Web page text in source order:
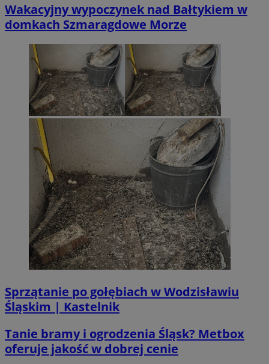
Wakacyjny wypoczynek nad Bałtykiem w
domkach Szmaragdowe Morze
Sprzątanie po gołębiach w Wodzisławiu
Śląskim | Kastelnik
Tanie bramy i ogrodzenia Śląsk? Metbox
oferuje jakość w dobrej cenie